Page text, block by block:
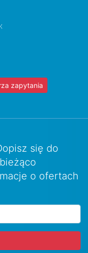
zapytania
się do
o ofertach